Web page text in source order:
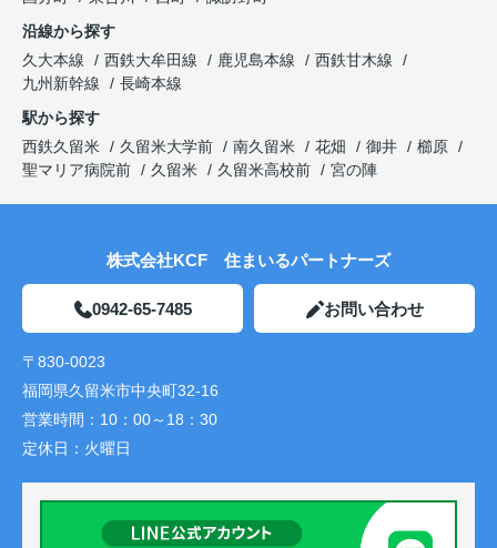
沿線から探す
久大本線
西鉄大牟田線 鹿児島本線
西鉄甘木線
九州新幹線
長崎本線
駅から探す
西鉄久留米
久留米大学前 南久留米 花畑 御井
櫛原
聖マリア病院前
久留米 久留米高校前 宮の陣
株式会社KCF 住まいるパートナーズ
0942-65-7485 お問い合わせ
〒830-0023
福岡県久留米市中央町32-16
営業時間： 10：00～18：30
定休日： 火曜日